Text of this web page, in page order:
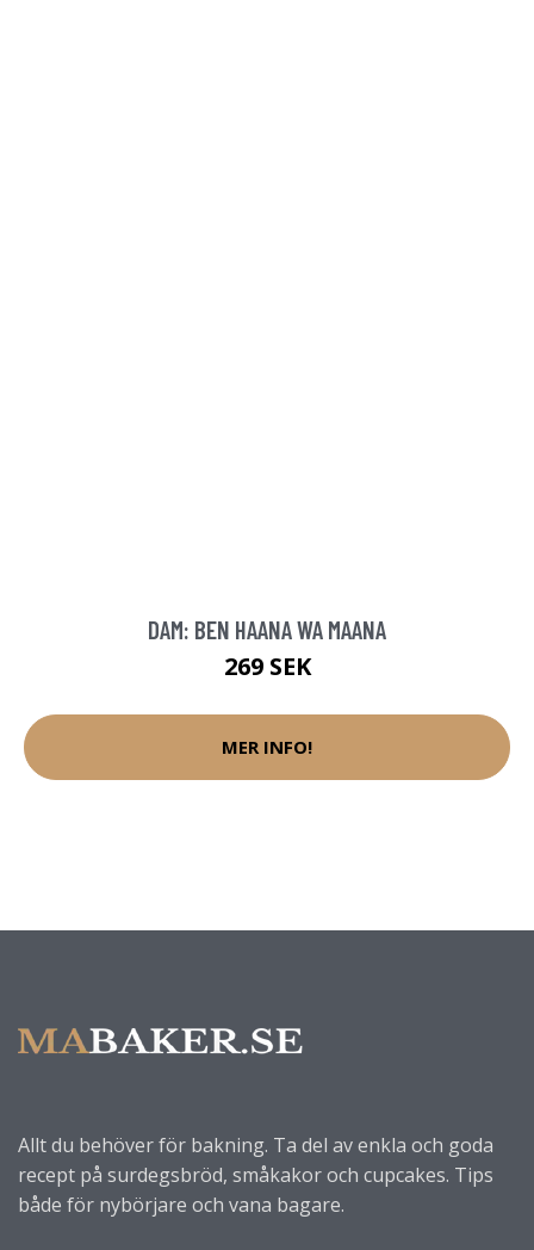
DAM: BEN HAANA WA MAANA
269 SEK
MER INFO!
Allt du behöver för bakning. Ta del av enkla och goda
recept på surdegsbröd, småkakor och cupcakes. Tips
både för nybörjare och vana bagare.